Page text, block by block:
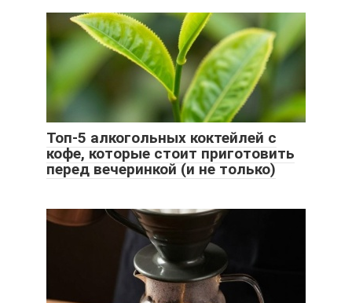
Топ-5 алкогольных коктейлей с
кофе, которые стоит приготовить
перед вечеринкой (и не только)